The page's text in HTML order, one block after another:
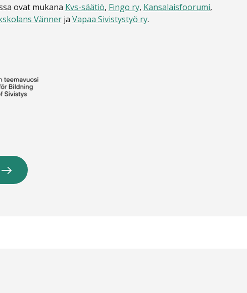
ovat mukana Kvs-säätiö, Fingo ry, Kansalaisfoorumi,
Vännerja Vapaa Sivistystyö ry.